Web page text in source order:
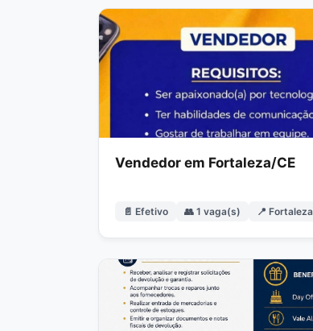
Vendedor em Fortaleza/CE
📄 Efetivo 👥 1 vaga(s) 📍 Fortaleza